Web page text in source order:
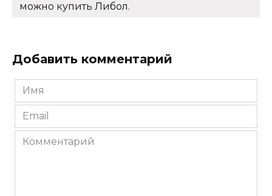
можно купить Либол.
Добавить комментарий
Имя
*
Email
*
Комментарий